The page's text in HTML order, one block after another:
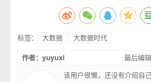
标签： 大数据 大数据时代
最后编
作者：yuyuxi
该用户很懒，还没有介绍自己